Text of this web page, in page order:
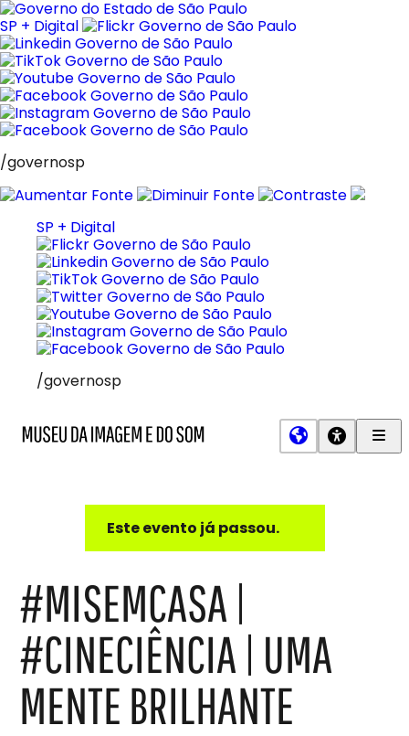
Pular
para
o
conteúdo
SP + Digital
/governosp
SP + Digital
/governosp
Este evento já passou.
#MISEMCASA |
#CINECIÊNCIA | UMA
MENTE BRILHANTE